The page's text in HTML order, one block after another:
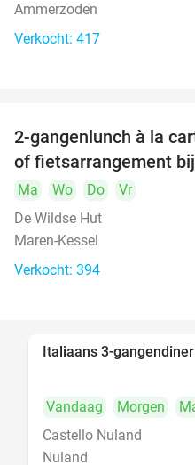
Ammerzoden
Verkocht: 417
2-gangenlunch à la
of fietsarrangement
Ma Wo Do
Vr
De Wildse Hut
Maren-Kessel
Verkocht: 394
Italiaans 3-
Vandaag Morgen
Castello Nuland
Nuland